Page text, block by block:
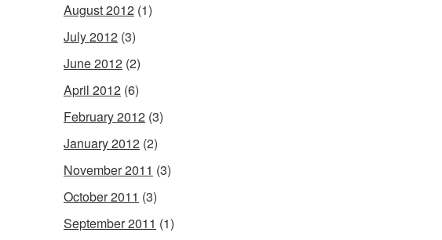
August 2012 (1)
July 2012 (3)
June 2012 (2)
April 2012 (6)
February 2012 (3)
January 2012 (2)
November 2011 (3)
October 2011 (3)
September 2011 (1)